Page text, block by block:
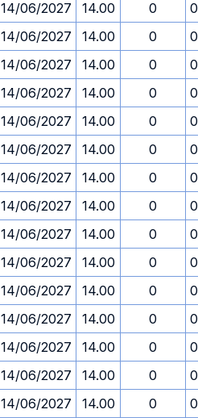
14/06/2027 14.00 0
14/06/2027 14.00 0
14/06/2027 14.00 0
14/06/2027 14.00 0
14/06/2027 14.00 0
14/06/2027 14.00 0
14/06/2027 14.00 0
14/06/2027 14.00 0
14/06/2027 14.00 0
14/06/2027 14.00 0
14/06/2027 14.00 0
14/06/2027 14.00 0
14/06/2027 14.00 0
14/06/2027 14.00 0
14/06/2027 14.00 0